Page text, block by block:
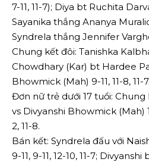
7-11, 11-7); Diya bt Ruchita
Sayanika thắng Ananya
Syndrela thắng Jennifer
Chung kết đôi: Tanishka
Chowdhary (Kar) bt Hardee
Bhowmick (Mah) 9-11, 11-8, 11-7,
Đơn nữ trẻ dưới 17 tuổi: Chung
vs Divyanshi Bhowmick (Mah)
2, 11-8.
Bán kết: Syndrela đấu với
9-11, 9-11, 12-10, 11-7;